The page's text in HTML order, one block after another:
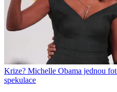
Krize? Michelle Obama jednou
spekulace